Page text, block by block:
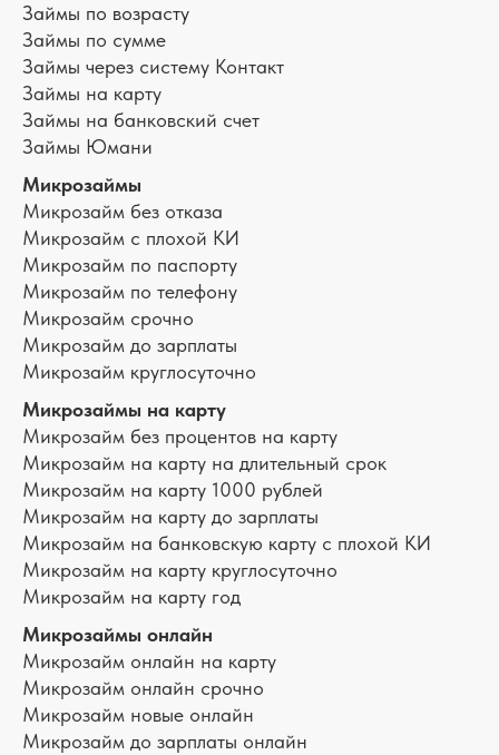
Займы по возрасту
Займы по сумме
Займы через систему Контакт
Займы на карту
Займы на банковский счет
Займы Юмани
Микрозаймы
Микрозайм без отказа
Микрозайм с плохой КИ
Микрозайм по паспорту
Микрозайм по телефону
Микрозайм срочно
Микрозайм до зарплаты
Микрозайм круглосуточно
Микрозаймы на карту
Микрозайм без процентов на карту
Микрозайм на карту на длительный срок
Микрозайм на карту 1000 рублей
Микрозайм на карту до зарплаты
Микрозайм на банковскую карту с плохой КИ
Микрозайм на карту круглосуточно
Микрозайм на карту год
Микрозаймы онлайн
Микрозайм онлайн на карту
Микрозайм онлайн срочно
Микрозайм новые онлайн
Микрозайм до зарплаты онлайн